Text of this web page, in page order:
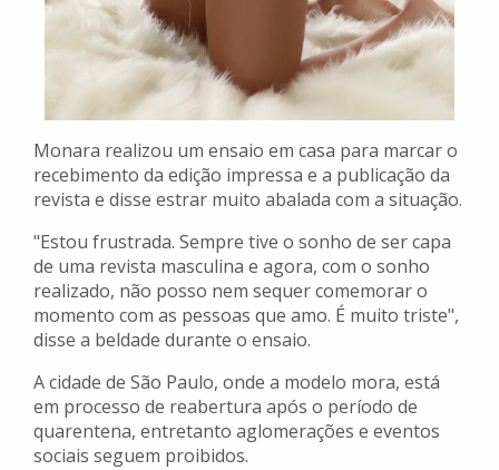
Monara realizou um ensaio em casa para marcar o
recebimento da edição impressa e a publicação da
revista e disse estrar muito abalada com a situação.
"Estou frustrada. Sempre tive o sonho de ser capa
de uma revista masculina e agora, com o sonho
realizado, não posso nem sequer comemorar o
momento com as pessoas que amo. É muito triste",
disse a beldade durante o ensaio.
A cidade de São Paulo, onde a modelo mora, está
em processo de reabertura após o período de
quarentena, entretanto aglomerações e eventos
sociais seguem proibidos.